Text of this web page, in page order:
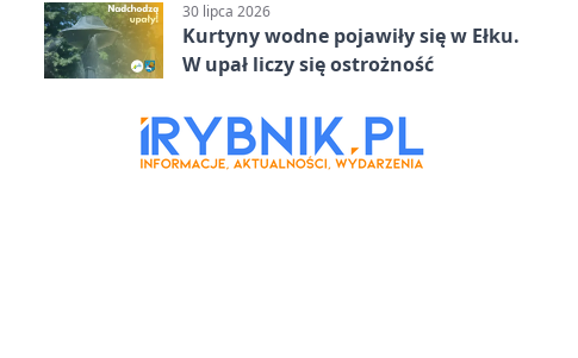
30 lipca 2026
Kurtyny wodne pojawiły się w Ełku.
W upał liczy się ostrożność